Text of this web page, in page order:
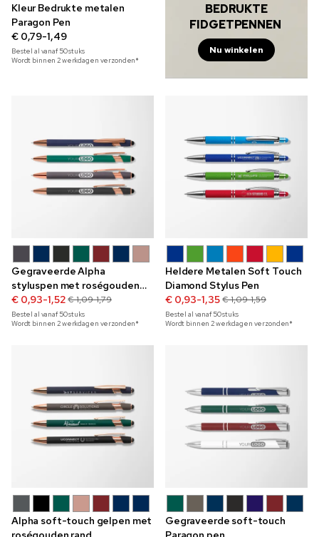
Kleur Bedrukte metalen
Paragon Pen
€ 0,79-1,49
Bestel al vanaf50stuks
Wordt binnen 2 werkdagen verzonden*
BEDRUKTE
FIDGETPENNEN
Nu winkelen
Gegraveerde Alpha
styluspen met roségouden
rand
€ 0,93-1,52 € 1,09-1,79
Bestel al vanaf50stuks
Wordt binnen 2 werkdagen verzonden*
Heldere Metalen Soft Touch
Diamond Stylus Pen
€ 0,93-1,35 € 1,09-1,59
Bestel al vanaf50stuks
Wordt binnen 2 werkdagen verzonden*
Alpha soft-touch gelpen met
Gegraveerde soft-touch